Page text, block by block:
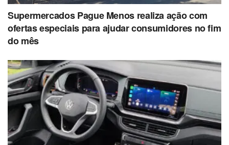
Supermercados Pague Menos realiza ação com
ofertas especiais para ajudar consumidores no fim
do mês